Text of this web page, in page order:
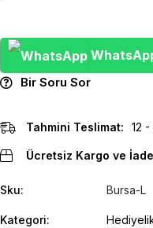
Bir Soru Sor
Tahmini Teslimat: 12
Ücretsiz Kargo ve
Sku: Bursa-L
Kategori: